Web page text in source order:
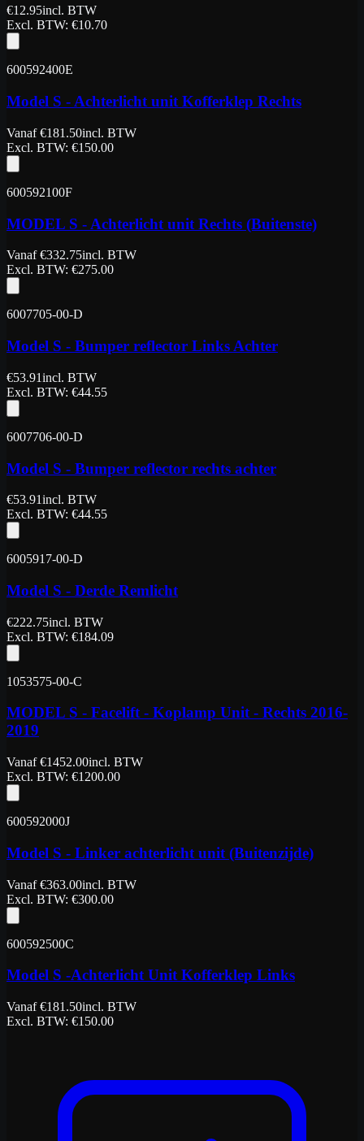
€12.95incl. BTW
Excl. BTW: €10.70
600592400E
Model S - Achterlicht unit Kofferklep Rechts
Vanaf€181.50incl. BTW
Excl. BTW: €150.00
600592100F
MODEL S - Achterlicht unit Rechts (Buitenste)
Vanaf€332.75incl. BTW
Excl. BTW: €275.00
6007705-00-D
Model S - Bumper reflector Links Achter
€53.91incl. BTW
Excl. BTW: €44.55
6007706-00-D
Model S - Bumper reflector rechts achter
€53.91incl. BTW
Excl. BTW: €44.55
6005917-00-D
Model S - Derde Remlicht
€222.75incl. BTW
Excl. BTW: €184.09
1053575-00-C
MODEL S - Facelift - Koplamp Unit - Rechts 2016-
2019
Vanaf€1452.00incl. BTW
Excl. BTW: €1200.00
600592000J
Model S - Linker achterlicht unit (Buitenzijde)
Vanaf€363.00incl. BTW
Excl. BTW: €300.00
600592500C
Model S -Achterlicht Unit Kofferklep Links
Vanaf€181.50incl. BTW
Excl. BTW: €150.00